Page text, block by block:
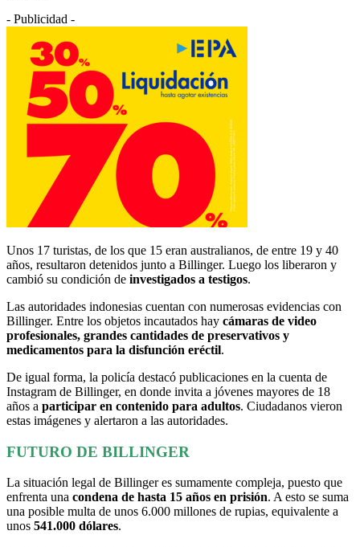
- Publicidad -
Unos 17 turistas, de los que 15 eran australianos, de entre 19 y 40
años, resultaron detenidos junto a Billinger. Luego los liberaron y
cambió su condición de investigados a testigos.
Las autoridades indonesias cuentan con numerosas evidencias con
Billinger. Entre los objetos incautados hay cámaras de video
profesionales, grandes cantidades de preservativos y
medicamentos para la disfunción eréctil.
De igual forma, la policía destacó publicaciones en la cuenta de
Instagram de Billinger, en donde invita a jóvenes mayores de 18
años a participar en contenido para adultos. Ciudadanos vieron
estas imágenes y alertaron a las autoridades.
FUTURO DE BILLINGER
La situación legal de Billinger es sumamente compleja, puesto que
enfrenta una condena de hasta 15 años en prisión. A esto se suma
una posible multa de unos 6.000 millones de rupias, equivalente a
unos 541.000 dólares.